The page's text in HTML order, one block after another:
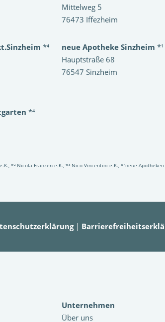
Mittelweg 5
76473 Iffezheim
*⁴
neue Apotheke Sinzheim *¹
Hauptstraße 68
76547 Sinzheim
*⁴
*² Nicola Franzen e.K., *³ Nico Vincentini e.K., *⁴neue Apotheken
|
Unternehmen
Über uns